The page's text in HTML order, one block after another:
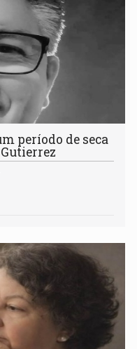
período de seca